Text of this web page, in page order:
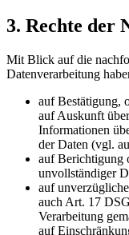
3. Rechte der
Mit Blick auf die
Datenverarbeitung
auf Bestätigung,
auf Auskunft
Informationen
der Daten (vgl.
auf Berichtigung
unvollständiger
auf
auch Art. 17
Verarbeitung
auf